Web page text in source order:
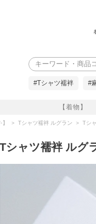
【着物】
検索
#Tシャツ襦袢 #
Tシャツ襦袢 ルグラン Tシ
Tシャツ襦袢 ルグ